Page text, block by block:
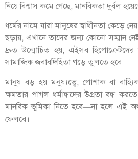
নিয়ে বিশ্বাস কমে গেছে, মানবিকতা দুর্বল
ধর্মের নামে যারা মানুষের স্বাধীনতা কেড়ে
ছড়ায়, এখানে তাদের জন্য কোনো সম্মান
দ্রুত উন্মোচিত হয়, এইসব হিপোক্রেটদের
সামাজিক জবাবদিহিতা গড়ে তুলতে হবে।
মানুষ বড় হয় মনুষ্যত্বে, পোশাক বা
ক্ষমতার পাগল ধর্মান্ধদের উগ্রতা বন্ধ
মানবিক ভূমিকা নিতে হবে—না হলে এই
ফেলবে।